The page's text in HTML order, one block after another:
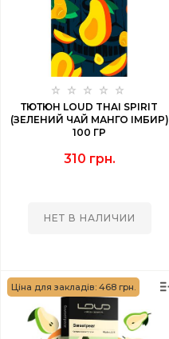
ТЮТЮН LOUD THAI SPIRIT
(ЗЕЛЕНИЙ ЧАЙ МАНГО ІМБИР)
100 ГР
310 грн.
НЕТ В НАЛИЧИИ
Ціна для закладів: 468 грн.